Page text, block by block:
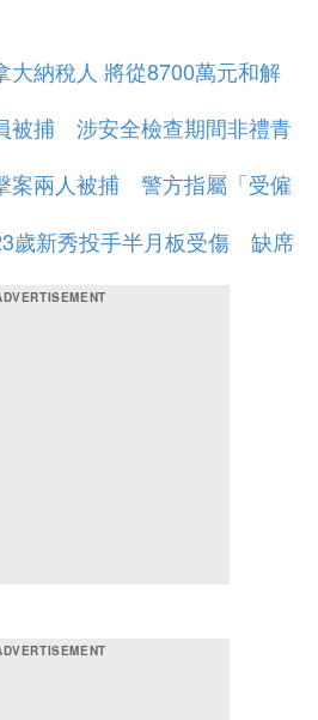
大納稅人 將從8700萬元和解
被捕 涉安全檢查期間非禮青
案兩人被捕 警方指屬「受僱
歲新秀投手半月板受傷 缺席